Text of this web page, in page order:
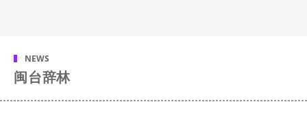
NEWS
闽台辞林